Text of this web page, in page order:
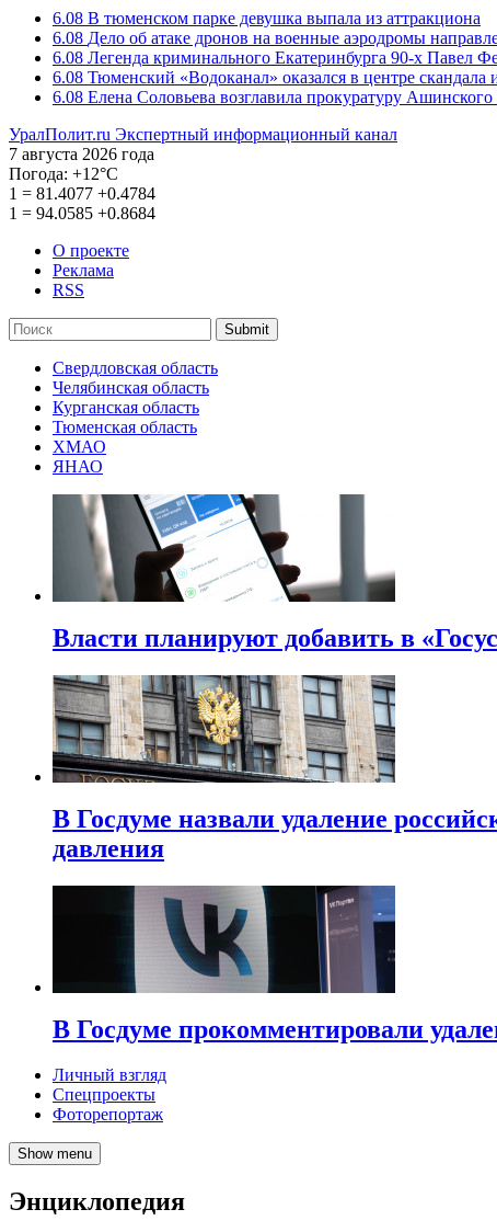
6.08 В тюменском парке девушка выпала из аттракциона
6.08 Дело об атаке дронов на военные аэродромы
6.08 Легенда криминального Екатеринбурга 90-х Павел
6.08 Тюменский «Водоканал» оказался в центре скандала
6.08 Елена Соловьева возглавила прокуратуру
УралПолит.ru Экспертный информационный канал
7 августа 2026 года
Погода: +12°С
1 = 81.4077 +0.4784
1 = 94.0585 +0.8684
О проекте
Реклама
RSS
Submit
Свердловская область
Челябинская область
Курганская область
Тюменская область
ХМАО
ЯНАО
Власти планируют добавить в
В Госдуме назвали удаление
давления
В Госдуме прокомментировали
Личный взгляд
Спецпроекты
Фоторепортаж
Show menu
Энциклопедия